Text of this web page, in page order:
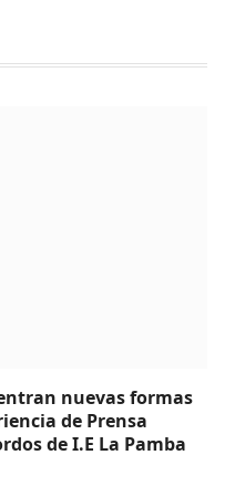
nuevas formas
de Prensa
de I.E La Pamba